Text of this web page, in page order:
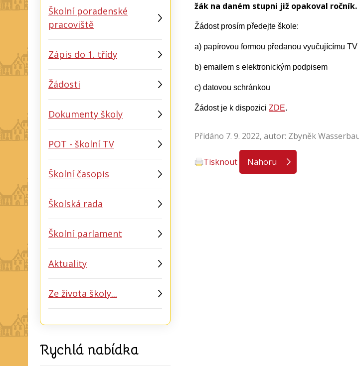
žák na daném stupni již opakoval ročník.
Žádost prosím předejte škole:
a) papírovou formou předanou vyučujícímu
b) emailem s elektronickým podpisem
c) datovou schránkou
Žádost je k dispozici ZDE.
Přidáno 7. 9. 2022, autor: Zbyněk
Tisknout Nahoru
Školní poradenské
pracoviště
Zápis do 1. třídy
Žádosti
Dokumenty školy
POT - školní TV
Školní časopis
Školská rada
Školní parlament
Aktuality
Ze života školy...
Rychlá nabídka